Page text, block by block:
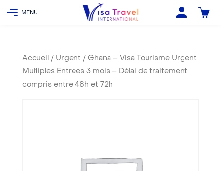
Accueil / Urgent / Ghana – Visa Tourisme Urgent
Multiples Entrées 3 mois – Délai de traitement
compris entre 48h et 72h